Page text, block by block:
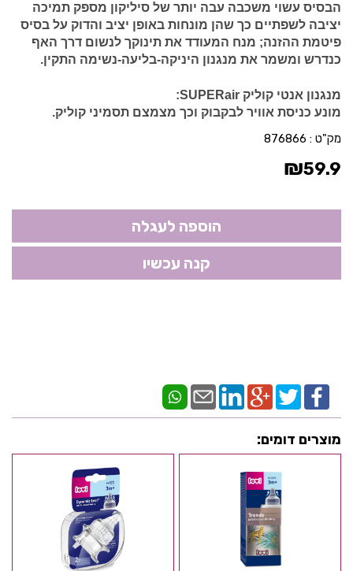
הבסיס עשוי משכבה עבה יותר של סיליקון מספק תמיכה
יציבה לשפתיים כך שהן מונחות באופן יציב והדוק על בסיס
פיטמת ההזנה; מנח המעודד את תינוקך לנשום דרך האף
כנדרש ומשמר את מנגנון היניקה-בליעה-נשימה התקין.
מנגנון אנטי קוליק SUPERair:
מונע כניסת אוויר לבקבוק וכך מצמצם תסמיני קוליק.
מק"ט : 876866
₪59.9
מוצרים דומים: